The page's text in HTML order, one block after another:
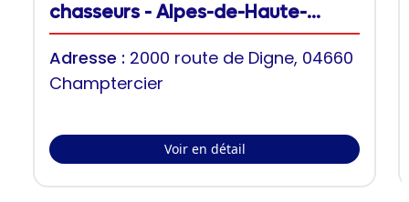
chasseurs - Alpes-de-Haute-
Provence
Adresse : 2000 route de Digne, 04660
Champtercier
Voir en détail